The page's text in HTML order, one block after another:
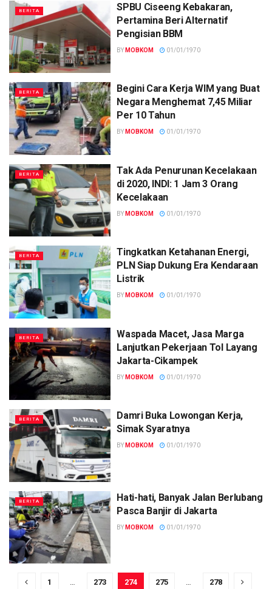
BERITA
SPBU Ciseeng Kebakaran,
Pertamina Beri Alternatif
Pengisian BBM
BY MOBKOM 01/01/1970
BERITA
Begini Cara Kerja WIM yang Buat
Negara Menghemat 7,45 Miliar
Per 10 Tahun
BY MOBKOM 01/01/1970
BERITA
Tak Ada Penurunan Kecelakaan
di 2020, INDI: 1 Jam 3 Orang
Kecelakaan
BY MOBKOM 01/01/1970
BERITA
Tingkatkan Ketahanan Energi,
PLN Siap Dukung Era Kendaraan
Listrik
BY MOBKOM 01/01/1970
BERITA
Waspada Macet, Jasa Marga
Lanjutkan Pekerjaan Tol Layang
Jakarta-Cikampek
BY MOBKOM 01/01/1970
BERITA
Damri Buka Lowongan Kerja,
Simak Syaratnya
BY MOBKOM 01/01/1970
BERITA
Hati-hati, Banyak Jalan Berlubang
Pasca Banjir di Jakarta
BY MOBKOM 01/01/1970
1 … 273 274 275 … 278